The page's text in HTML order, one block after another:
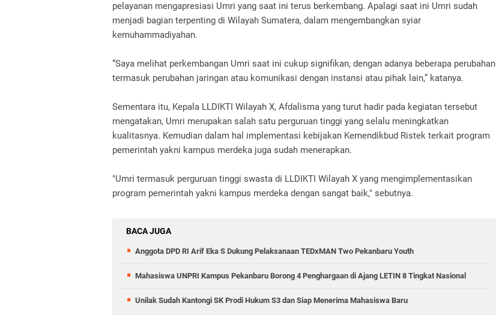
pelayanan mengapresiasi Umri yang saat ini terus berkembang. Apalagi saat ini Umri sudah
menjadi bagian terpenting di Wilayah Sumatera, dalam mengembangkan syiar
kemuhammadiyahan.
“Saya melihat perkembangan Umri saat ini cukup signifikan, dengan adanya beberapa perubahan
termasuk perubahan jaringan atau komunikasi dengan instansi atau pihak lain,” katanya.
Sementara itu, Kepala LLDIKTI Wilayah X, Afdalisma yang turut hadir pada kegiatan tersebut
mengatakan, Umri merupakan salah satu perguruan tinggi yang selalu meningkatkan
kualitasnya. Kemudian dalam hal implementasi kebijakan Kemendikbud Ristek terkait program
pemerintah yakni kampus merdeka juga sudah menerapkan.
"Umri termasuk perguruan tinggi swasta di LLDIKTI Wilayah X yang mengimplementasikan
program pemerintah yakni kampus merdeka dengan sangat baik," sebutnya.
BACA JUGA
Anggota DPD RI Arif Eka S Dukung Pelaksanaan TEDxMAN Two Pekanbaru Youth
Mahasiswa UNPRI Kampus Pekanbaru Borong 4 Penghargaan di Ajang LETIN 8 Tingkat Nasional
Unilak Sudah Kantongi SK Prodi Hukum S3 dan Siap Menerima Mahasiswa Baru